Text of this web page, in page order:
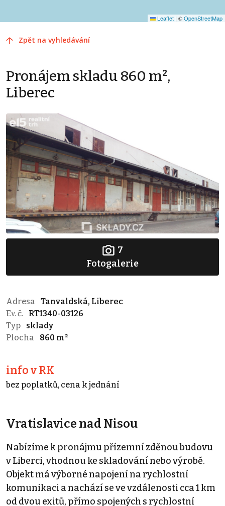
Leaflet | ©OpenStreetMap
Zpět na vyhledávání
Pronájem skladu 860 m²,
Liberec
7
Fotogalerie
Adresa
Tanvaldská, Liberec
Ev. č.
RT1340-03126
Typ
sklady
Plocha
860 m²
info v RK
bez poplatků, cena k jednání
Vratislavice nad Nisou
Nabízíme k pronájmu přízemní zděnou budovu
v Liberci, vhodnou ke skladování nebo výrobě.
Objekt má výborné napojení na rychlostní
komunikaci a nachází se ve vzdálenosti cca 1 km
od dvou exitů, přímo spojených s rychlostní